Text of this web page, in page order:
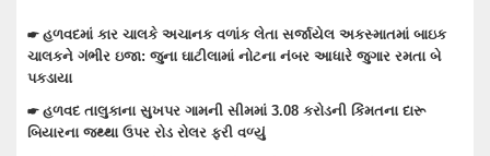
બાઇક
રમતા બે
દારૂ
☛ તેરા તુજકો અર્પણ: વાંકાનેર સિટી પોલીસે રોકડ, મોબાઈલ અને
☛ વાંકાનેરના ગુંદાખડા ગામે રેતી ભરેલા ટ્રક ઉપર ચડીને કામ
ઇલેક્ટ્રીક શોટ લાગતા મોત